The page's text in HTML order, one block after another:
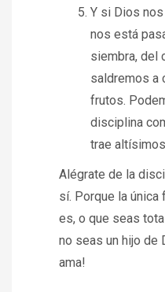
Y si Dios
nos está
siembra, del
saldremos a
frutos.
disciplina
trae
Alégrate de la
sí. Porque la
es, o que seas
no seas un hijo de
ama!